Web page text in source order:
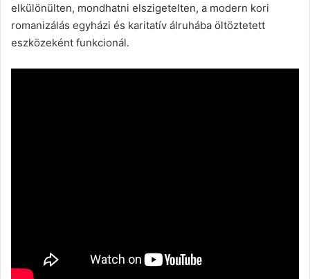
elkülönülten, mondhatni elszigetelten, a modern kori
romanizálás egyházi és karitatív álruhába öltöztetett
eszközeként funkcionál.